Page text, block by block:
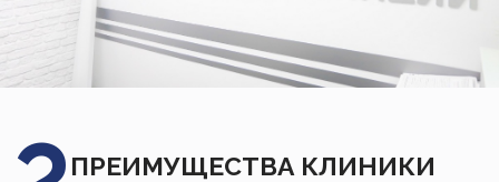
ПРЕИМУЩЕСТВА КЛИНИКИ